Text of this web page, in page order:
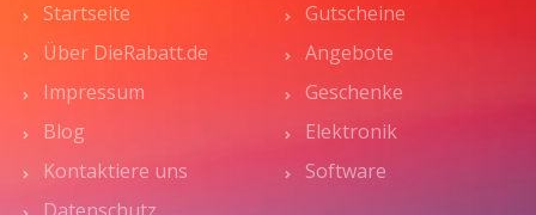
Startseite
Über DieRabatt.de
Impressum
Blog
Kontaktiere uns
Gutscheine
Angebote
Geschenke
Elektronik
Software